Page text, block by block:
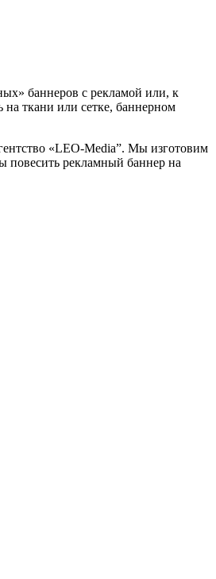
баннеров с рекламой или, к
на ткани или сетке, баннерном
«LEO-Media”. Мы изготовим
рекламный баннер на